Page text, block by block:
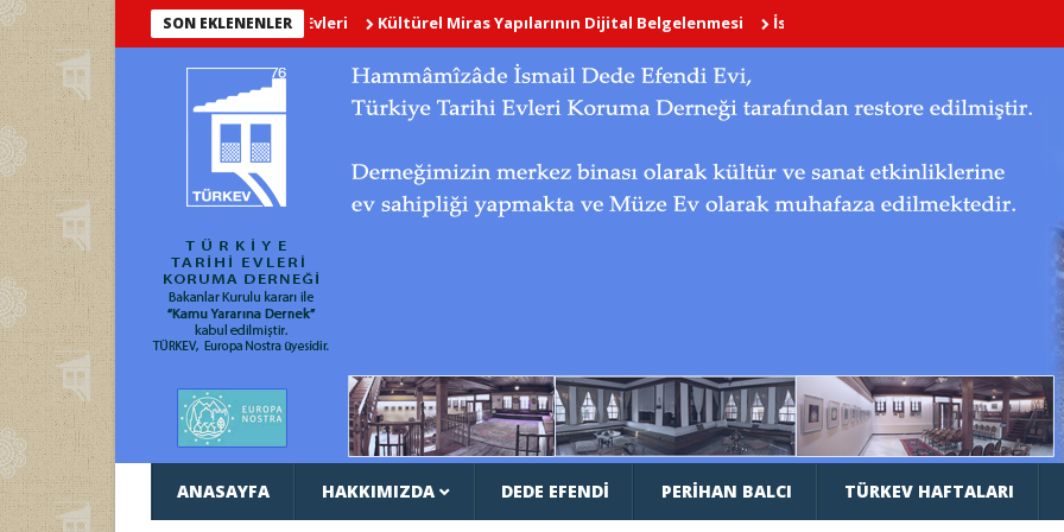
SON EKLENENLER Kültürel Miras Yapılarının Dijital Belgelenmesi İstanbul’un Çok Dilli Kitabeleri Divriği Ulu
ANASAYFA HAKKIMIZDA DEDE EFENDI PERIHAN BALCI TÜRKEV HAFTALARI